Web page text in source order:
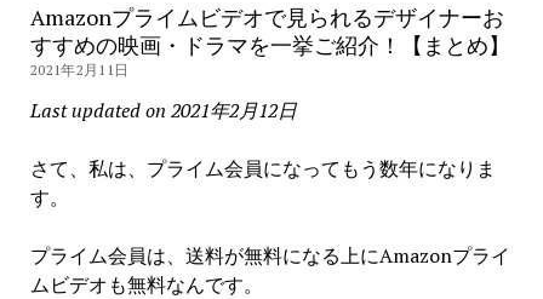
Amazonプライムビデオで見られるデザイナーお
すすめの映画・ドラマを一挙ご紹介！【まとめ】
2021年2月11日
Last updated on 2021年2月12日
さて、私は、プライム会員になってもう数年になりま
す。
プライム会員は、送料が無料になる上にAmazonプライ
ムビデオも無料なんです。